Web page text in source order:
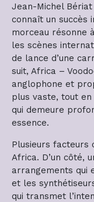
Jean-Michel
connaît un succès
morceau résonne
les scènes
de lance d’une
suit, Africa –
anglophone et
plus vaste, tout en
qui demeure
essence.
Plusieurs facteurs
Africa. D’un côté,
arrangements qui
et les
qui transmet